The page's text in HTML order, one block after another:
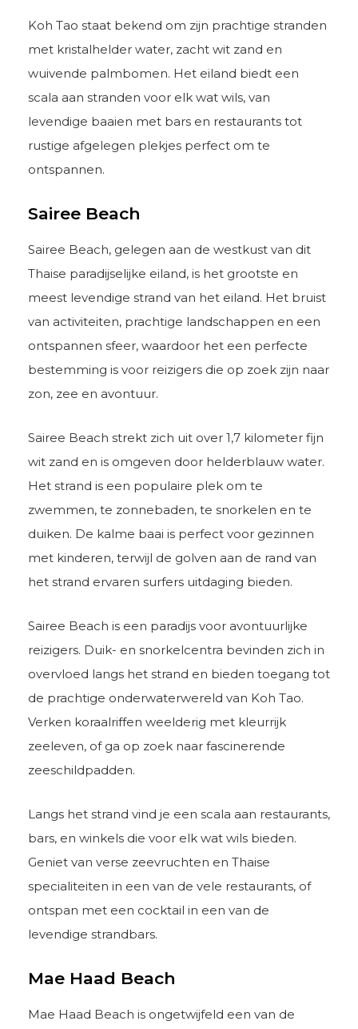
Koh Tao staat bekend om zijn prachtige stranden
met kristalhelder water, zacht wit zand en
wuivende palmbomen. Het eiland biedt een
scala aan stranden voor elk wat wils, van
levendige baaien met bars en restaurants tot
rustige afgelegen plekjes perfect om te
ontspannen.
Sairee Beach
Sairee Beach, gelegen aan de westkust van dit
Thaise paradijselijke eiland, is het grootste en
meest levendige strand van het eiland. Het bruist
van activiteiten, prachtige landschappen en een
ontspannen sfeer, waardoor het een perfecte
bestemming is voor reizigers die op zoek zijn naar
zon, zee en avontuur.
Sairee Beach strekt zich uit over 1,7 kilometer fijn
wit zand en is omgeven door helderblauw water.
Het strand is een populaire plek om te
zwemmen, te zonnebaden, te snorkelen en te
duiken. De kalme baai is perfect voor gezinnen
met kinderen, terwijl de golven aan de rand van
het strand ervaren surfers uitdaging bieden.
Sairee Beach is een paradijs voor avontuurlijke
reizigers. Duik- en snorkelcentra bevinden zich in
overvloed langs het strand en bieden toegang tot
de prachtige onderwaterwereld van Koh Tao.
Verken koraalriffen weelderig met kleurrijk
zeeleven, of ga op zoek naar fascinerende
zeeschildpadden.
Langs het strand vind je een scala aan restaurants,
bars, en winkels die voor elk wat wils bieden.
Geniet van verse zeevruchten en Thaise
specialiteiten in een van de vele restaurants, of
ontspan met een cocktail in een van de
levendige strandbars.
Mae Haad Beach
Mae Haad Beach is ongetwijfeld een van de